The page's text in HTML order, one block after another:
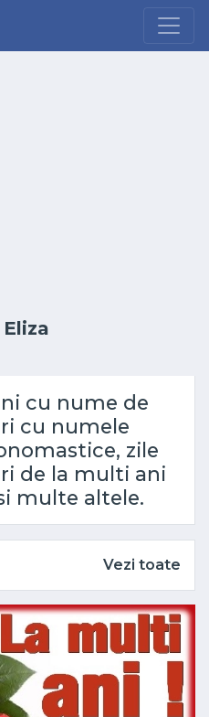
Eliza
cu nume de
cu numele
zile
de la multi ani
multe altele.
Vezi toate